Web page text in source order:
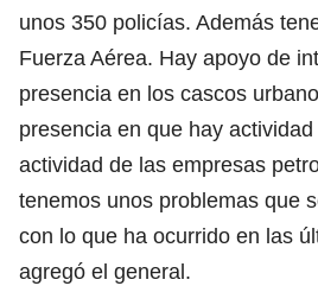
unos 350 policías. Además
Fuerza Aérea. Hay apoyo de
presencia en los cascos
presencia en que hay
actividad de las empresas
tenemos unos problemas que
con lo que ha ocurrido en las
agregó el general.